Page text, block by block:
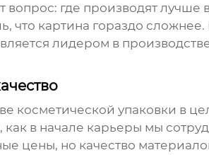
вопрос: где производят
что картина гораздо
лидером в
косметической упаковки в
в начале карьеры мы
цены, но качество